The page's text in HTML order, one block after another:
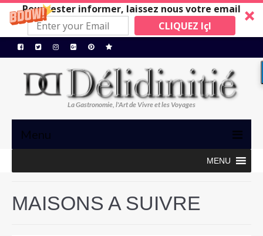
Pour rester informer, laissez nous votre email
CLIQUEZ IçI
La Gastronomie, l'Art de Vivre et les Voyages
Menu
MENU
MAISONS A SUIVRE